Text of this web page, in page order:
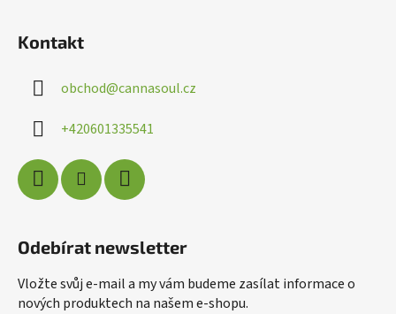
Kontakt
obchod@cannasoul.cz
+420601335541
Odebírat newsletter
Vložte svůj e-mail a my vám budeme zasílat informace o
nových produktech na našem e-shopu.